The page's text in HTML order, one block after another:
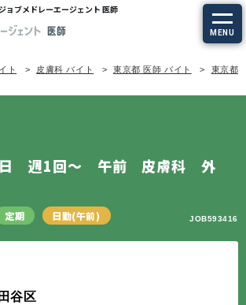
ョブメドレーエージェント 医師
MENU
ービスTOP
ト 皮膚科 バイト 東京都 医師 バイト 東京都/
日 週1回～ 午前 皮膚科 外
定期 日勤(午前) JOB593416
谷区